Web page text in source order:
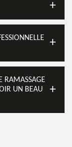
RAMASSAGE
UN BEAU